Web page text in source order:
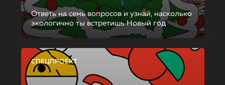
Ответь на семь вопросов и узнай, насколько
экологично ты встретишь Новый год
СПЕЦПРОЕКТ